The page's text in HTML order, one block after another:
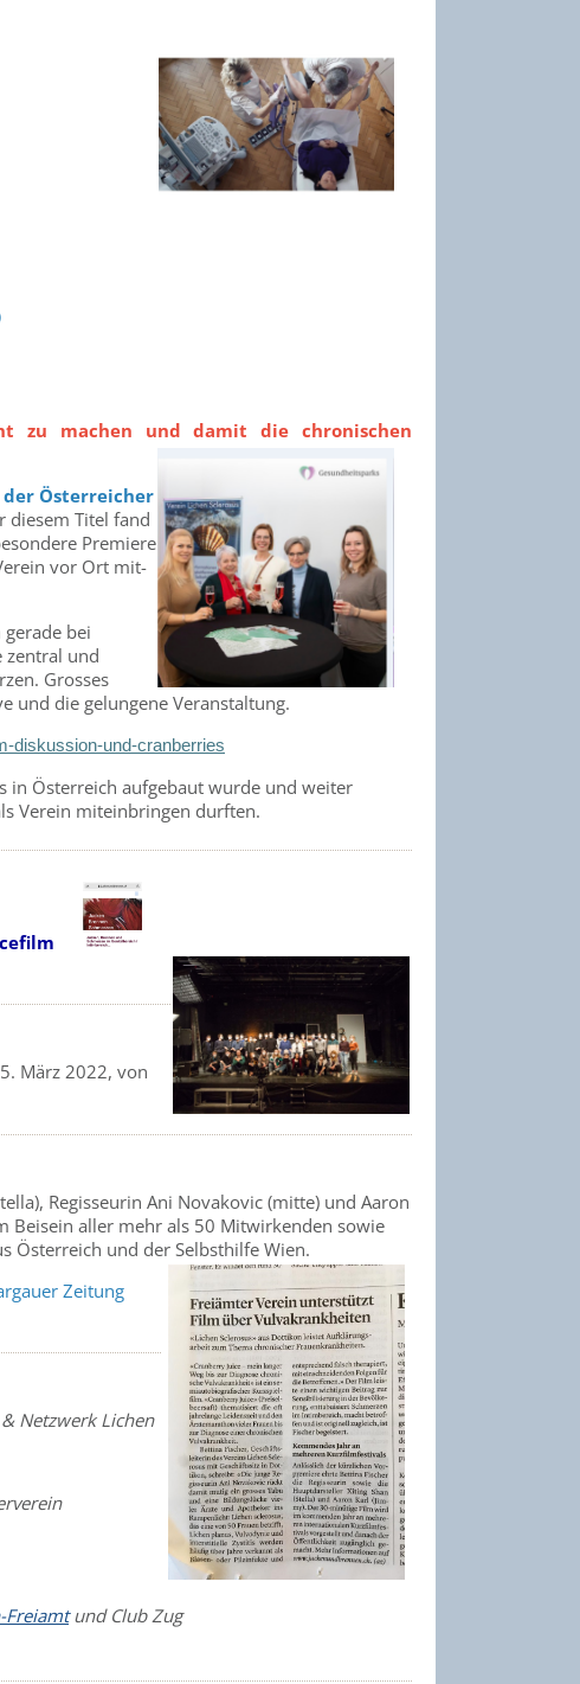
zu machen und damit die chronischen
der Österreicher
diesem Titel fand
Premiere
vor Ort mit-
bei
zentral und
Grosses
und die gelungene Veranstaltung.
diskussion-und-cranberries
in Österreich aufgebaut wurde und weiter
Verein miteinbringen durften.
März 2022, von
Regisseurin Ani Novakovic (mitte) und Aaron
Beisein aller mehr als 50 Mitwirkenden sowie
Österreich und der Selbsthilfe Wien.
Zeitung
Netzwerk Lichen
Freiamtund Club Zug